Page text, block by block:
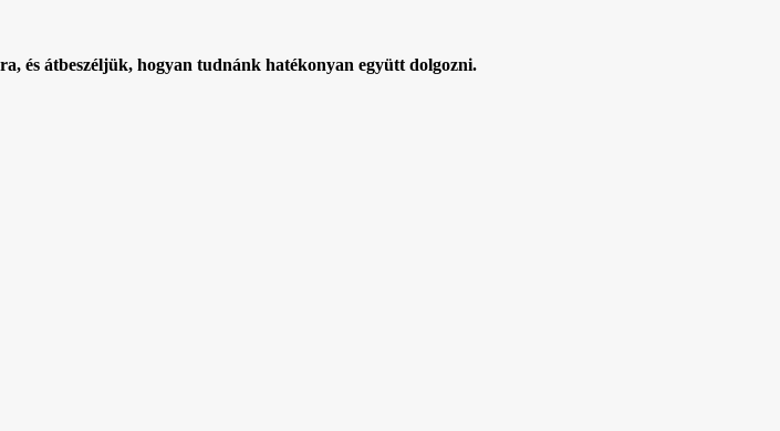
és átbeszéljük, hogyan tudnánk hatékonyan együtt dolgozni.